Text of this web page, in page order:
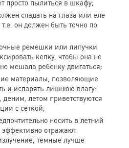
просто пылиться в шкафу;
спадать на глаза или еле
т.е. он должен быть точно по
ремешки или липучки
кепку, чтобы она не
мешала ребенку двигаться;
материалы, позволяющие
и испарять лишнюю влагу:
деним, летом приветствуются
с сеткой;
носить в летний
эффективно отражают
темные лучше